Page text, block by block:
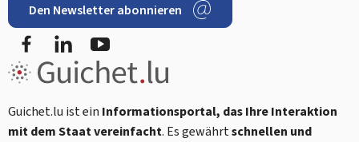
Den Newsletter abonnieren
FacebookLinkedIn
Guichet.lu ist ein Informationsportal, das Ihre Interaktion
mit dem Staat vereinfacht. Es gewährtschnellen und